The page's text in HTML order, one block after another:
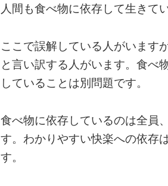
人間も食べ物に依存して生きて
ここで誤解している人がいます
と言い訳する人がいます。食べ
していることは別問題です。
食べ物に依存しているのは全員
す。わかりやすい快楽への依存
す。